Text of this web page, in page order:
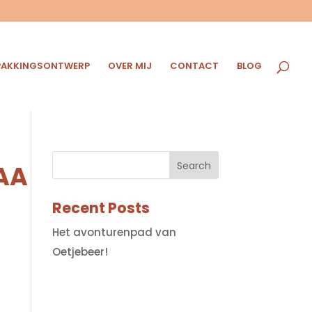
OVER MIJ CONTACT BLOG
Recent Posts
Het avonturenpad van
Oetjebeer!